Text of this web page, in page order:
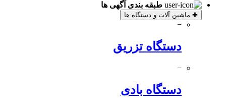
طبقه بندی آگهی ها
✚ ماشین آلات و دستگاه ها
−
دستگاه تزریق
−
دستگاه بادی